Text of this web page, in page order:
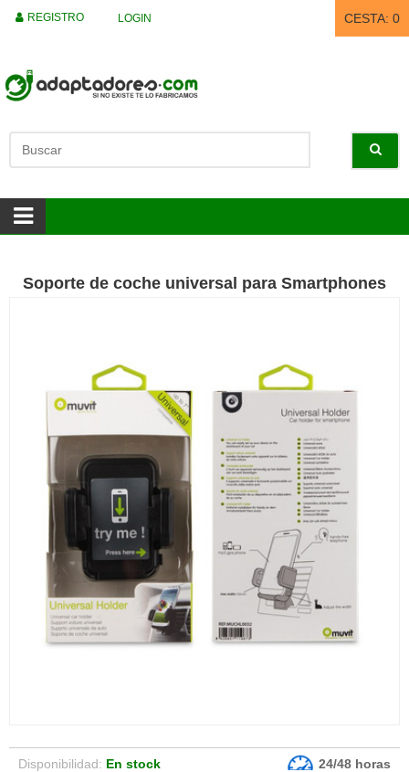
REGISTRO LOGIN CESTA: 0
Soporte de coche universal para Smartphones
Disponibilidad: En stock 24/48 horas